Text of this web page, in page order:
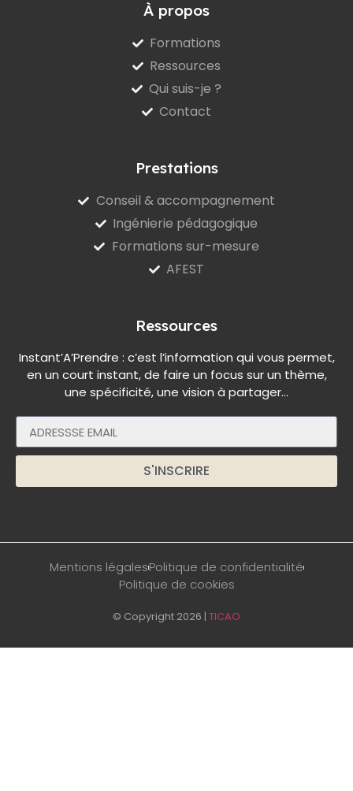
À propos
Formations
Ressources
Qui suis-je ?
Contact
Prestations
Conseil & accompagnement
Ingénierie pédagogique
Formations sur-mesure
AFEST
Ressources
Instant’A’Prendre : c’est l’information qui vous permet,
en un court instant, de faire un focus sur un thème,
une spécificité, une vision à partager…
S'INSCRIRE
Mentions légalesPolitique de confidentialité
Politique de cookies
© Copyright 2026 | TICAO